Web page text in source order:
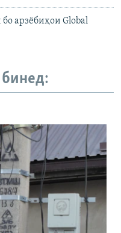
арзёбиҳои Global